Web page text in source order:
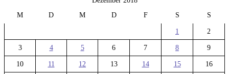
M
D M D F S S
1 2
3 4 5 6 7 8 9
10 11 12 13 14 15 16